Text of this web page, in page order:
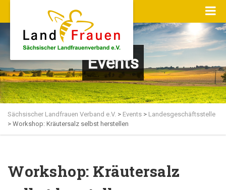
Events
Sächsischer Landfrauen Verband e.V. > Events > Landesgeschäftsstelle
> Workshop: Kräutersalz selbst herstellen
Workshop: Kräutersalz